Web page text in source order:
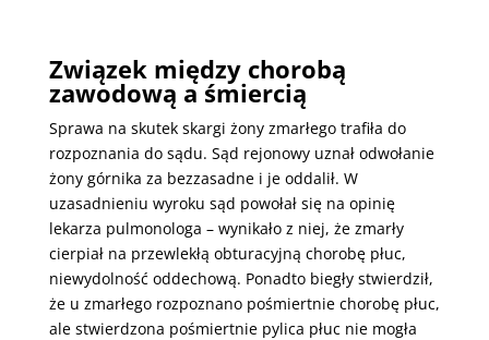
Związek między chorobą
zawodową a śmiercią
Sprawa na skutek skargi żony zmarłego trafiła do
rozpoznania do sądu. Sąd rejonowy uznał odwołanie
żony górnika za bezzasadne i je oddalił. W
uzasadnieniu wyroku sąd powołał się na opinię
lekarza pulmonologa – wynikało z niej, że zmarły
cierpiał na przewlekłą obturacyjną chorobę płuc,
niewydolność oddechową. Ponadto biegły stwierdził,
że u zmarłego rozpoznano pośmiertnie chorobę płuc,
ale stwierdzona pośmiertnie pylica płuc nie mogła